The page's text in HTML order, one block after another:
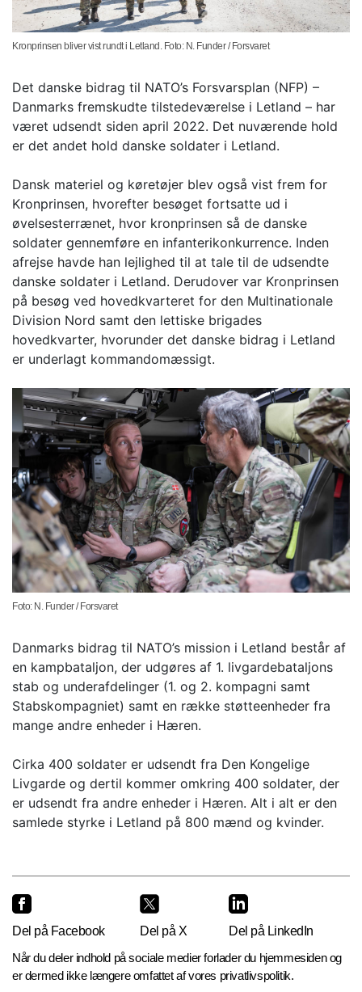
Kronprinsen bliver vist rundt i Letland. Foto: N. Funder / Forsvaret
Det danske bidrag til NATO’s Forsvarsplan (NFP) –
Danmarks fremskudte tilstedeværelse i Letland – har
været udsendt siden april 2022. Det nuværende hold
er det andet hold danske soldater i Letland.
Dansk materiel og køretøjer blev også vist frem for
Kronprinsen, hvorefter besøget fortsatte ud i
øvelsesterrænet, hvor kronprinsen så de danske
soldater gennemføre en infanterikonkurrence. Inden
afrejse havde han lejlighed til at tale til de udsendte
danske soldater i Letland. Derudover var Kronprinsen
på besøg ved hovedkvarteret for den Multinationale
Division Nord samt den lettiske brigades
hovedkvarter, hvorunder det danske bidrag i Letland
er underlagt kommandomæssigt.
Foto: N. Funder / Forsvaret
Danmarks bidrag til NATO’s mission i Letland består af
en kampbataljon, der udgøres af 1. livgardebataljons
stab og underafdelinger (1. og 2. kompagni samt
Stabskompagniet) samt en række støtteenheder fra
mange andre enheder i Hæren.
Cirka 400 soldater er udsendt fra Den Kongelige
Livgarde og dertil kommer omkring 400 soldater, der
er udsendt fra andre enheder i Hæren. Alt i alt er den
samlede styrke i Letland på 800 mænd og kvinder.
Del på Facebook Del på X
Del på LinkedIn
Når du deler indhold på sociale medier forlader du hjemmesiden og
er dermed ikke længere omfattet af vores privatlivspolitik.